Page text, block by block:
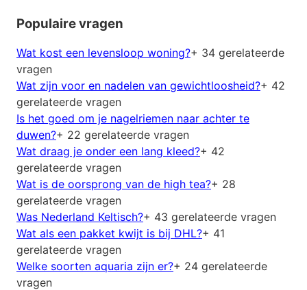
Populaire vragen
Wat kost een levensloop woning?+ 34 gerelateerde
vragen
Wat zijn voor en nadelen van gewichtloosheid?+ 42
gerelateerde vragen
Is het goed om je nagelriemen naar achter te
duwen?+ 22 gerelateerde vragen
Wat draag je onder een lang kleed?+ 42
gerelateerde vragen
Wat is de oorsprong van de high tea?+ 28
gerelateerde vragen
Was Nederland Keltisch?+ 43 gerelateerde vragen
Wat als een pakket kwijt is bij DHL?+ 41
gerelateerde vragen
Welke soorten aquaria zijn er?+ 24 gerelateerde
vragen